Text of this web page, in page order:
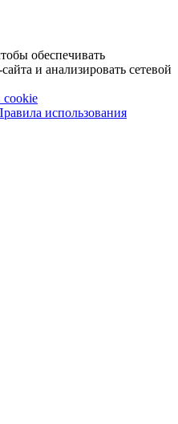
обеспечивать
и анализировать сетевой
cookie
использования